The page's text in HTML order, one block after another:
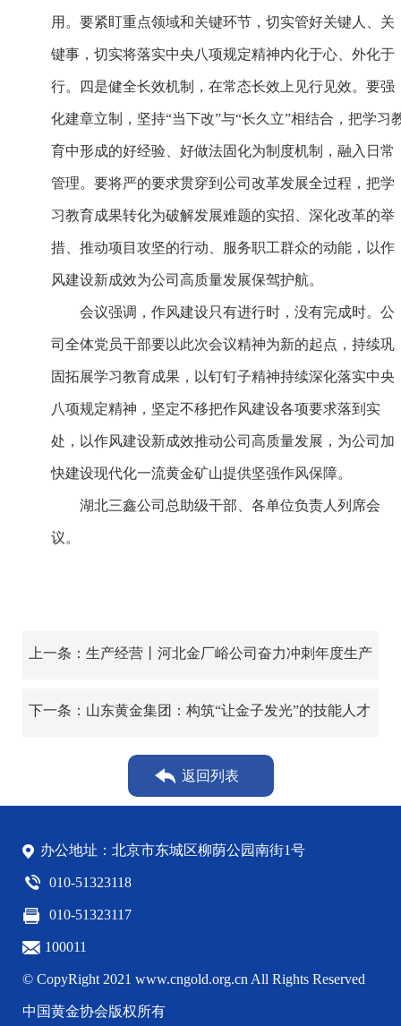
用。要紧盯重点领域和关键环节，切实管好关键人、关
键事，切实将落实中央八项规定精神内化于心、外化于
行。四是健全长效机制，在常态长效上见行见效。要强
化建章立制，坚持“当下改”与“长久立”相结合，把学习
育中形成的好经验、好做法固化为制度机制，融入日常
管理。要将严的要求贯穿到公司改革发展全过程，把学
习教育成果转化为破解发展难题的实招、深化改革的举
措、推动项目攻坚的行动、服务职工群众的动能，以作
风建设新成效为公司高质量发展保驾护航。
会议强调，作风建设只有进行时，没有完成时。公
司全体党员干部要以此次会议精神为新的起点，持续巩
固拓展学习教育成果，以钉钉子精神持续深化落实中央
八项规定精神，坚定不移把作风建设各项要求落到实
处，以作风建设新成效推动公司高质量发展，为公司加
快建设现代化一流黄金矿山提供坚强作风保障。
湖北三鑫公司总助级干部、各单位负责人列席会
议。
上一条：生产经营丨河北金厂峪公司奋力冲刺年度生产
下一条：山东黄金集团：构筑“让金子发光”的技能人才
返回列表
办公地址：北京市东城区柳荫公园南街1号
010-51323118
010-51323117
100011
© CopyRight 2021 www.cngold.org.cn All Rights Reserved
中国黄金协会版权所有